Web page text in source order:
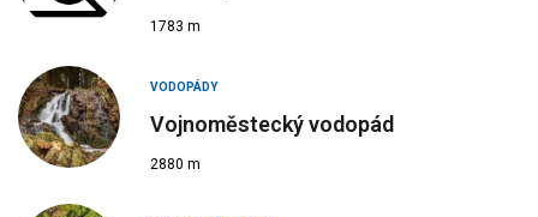
1783 m
VODOPÁDY
Vojnoměstecký vodopád
2880 m